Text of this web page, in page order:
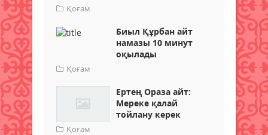
Қоғам
Биыл Құрбан айт
намазы 10 минут
оқылады
Қоғам
Ертең Ораза айт:
Мереке қалай
тойлану керек
Қоғам